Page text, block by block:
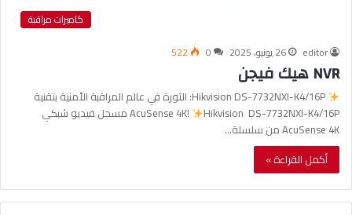
كاميرات مراقبة
editor
26 يونيو، 2025 0
522
NVR هيك فيجن
Hikvision DS-7732NXI-K4/16P: الثورة في عالم المراقبة الأمنية بتقنية
AcuSense 4K!Hikvision DS-7732NXI-K4/16P مسجل فيديو شبكي
AcuSense 4K من سلسلة…
أكمل القراءة »